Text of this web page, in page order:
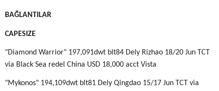
BAĞLANTILAR
CAPESIZE
"Diamond Warrior" 197,091dwt blt84 Dely Rizhao 18/20 Jun TCT
via Black Sea redel China USD 18,000 acct Vista
"Mykonos" 194,109dwt blt81 Dely Qingdao 15/17 Jun TCT via